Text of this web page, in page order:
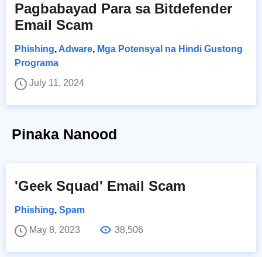
Pagbabayad Para sa Bitdefender
Email Scam
Phishing, Adware, Mga Potensyal na Hindi Gustong
Programa
July 11, 2024
Pinaka Nanood
'Geek Squad' Email Scam
Phishing, Spam
May 8, 2023
38,506